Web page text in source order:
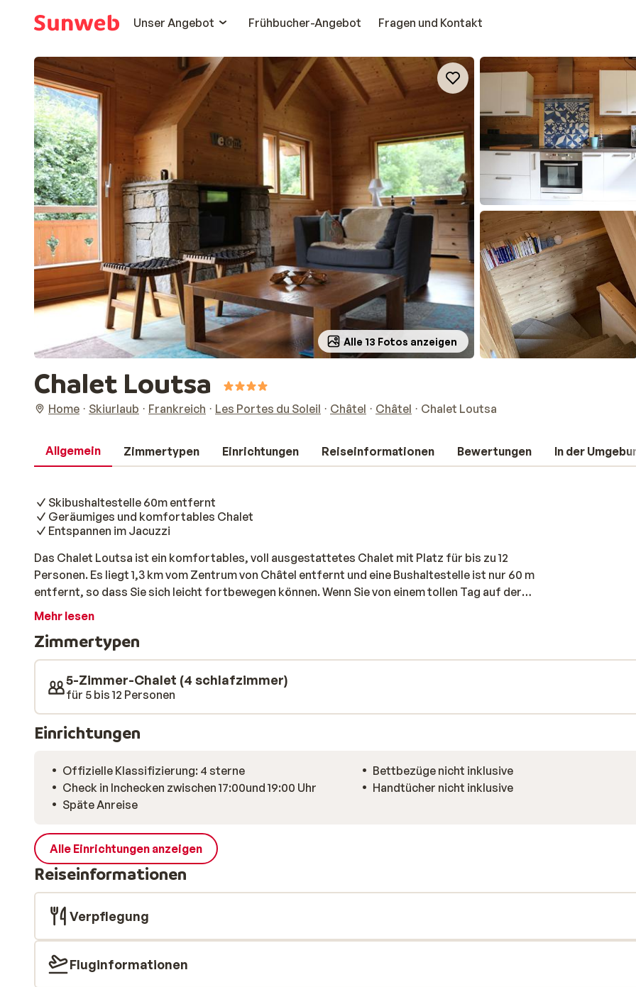
Unser Angebot
Frühbucher-Angebot Fragen und Kontakt
Alle 13 Fotos anzeigen
Chalet Loutsa
Home Skiurlaub Frankreich Les Portes du Soleil Châtel Châtel Chalet Loutsa
Allgemein Zimmertypen Einrichtungen Reiseinformationen Bewertungen In der
Skibushaltestelle 60m entfernt
Geräumiges und komfortables Chalet
Entspannen im Jacuzzi
Das Chalet Loutsa ist ein komfortables, voll ausgestattetes Chalet mit Platz für bis zu 12
Personen. Es liegt 1,3 km vom Zentrum von Châtel entfernt und eine Bushaltestelle ist nur 60 m
entfernt, so dass Sie sich leicht fortbewegen können. Wenn Sie von einem tollen Tag auf der
Piste zurückkehren, können Sie Ihre Skiausrüstung im praktischen Skiraum des Chalets
Gerichte zubereiten und diese dann am großen Esstisch genießen. Nach einem leckeren Essen
und einer schönen Zeit zu zweit können Sie auf der Terrasse einen Drink genießen oder eine
Partie Billard spielen.
Mehr lesen
Zimmertypen
5-Zimmer-Chalet (4 schlafzimmer)
für 5 bis 12 Personen
Einrichtungen
Offizielle Klassifizierung: 4 sterne
Check in Inchecken zwischen 17:00und 19:00 Uhr
Späte Anreise
Bettbezüge nicht inklusive
Handtücher nicht inklusive
Alle Einrichtungen anzeigen
Reiseinformationen
Verpflegung
Fluginformationen